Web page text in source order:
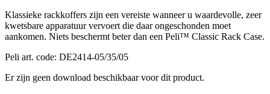
Klassieke rackkoffers zijn een vereiste wanneer u waardevolle, zeer
kwetsbare apparatuur vervoert die daar ongeschonden moet
aankomen. Niets beschermt beter dan een Peli™ Classic Rack Case.
Peli art. code: DE2414-05/35/05
Er zijn geen download beschikbaar voor dit product.